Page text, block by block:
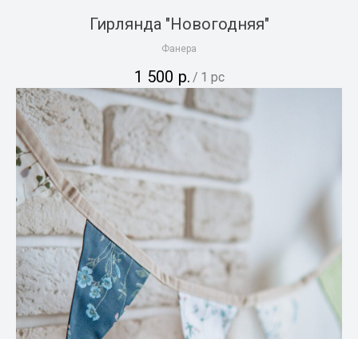
Гирлянда "Новогодняя"
Фанера
1 500 р. / 1 pc